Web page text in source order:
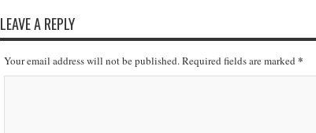
LEAVE A REPLY
Your email address will not be published. Required fields are marked *